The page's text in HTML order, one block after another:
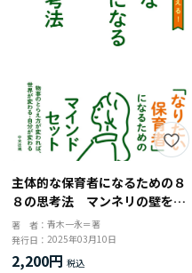
主体的な保育者になるための８
８の思考法 マンネリの壁を超
える！
著 者：青木一永＝著
発行日：2025年03月10日
2,200円